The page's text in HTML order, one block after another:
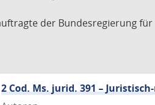
der Bundesregierung
2 Cod. Ms. jurid. 391 –